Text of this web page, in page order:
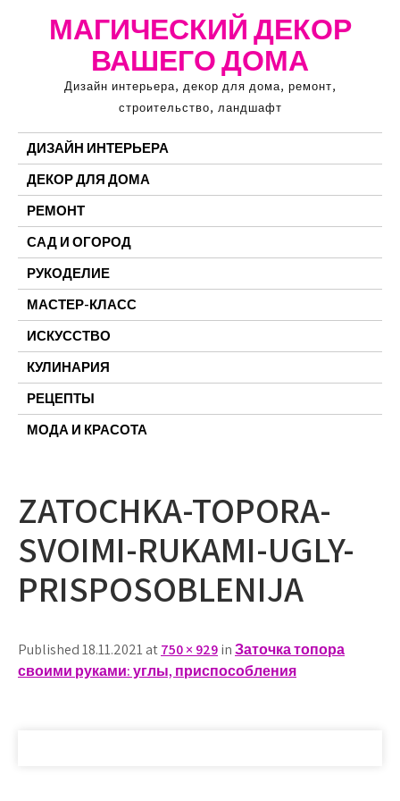
МАГИЧЕСКИЙ ДЕКОР
ВАШЕГО ДОМА
Дизайн интерьера, декор для дома, ремонт,
строительство, ландшафт
ДИЗАЙН ИНТЕРЬЕРА
ДЕКОР ДЛЯ ДОМА
РЕМОНТ
САД И ОГОРОД
РУКОДЕЛИЕ
МАСТЕР-КЛАСС
ИСКУССТВО
КУЛИНАРИЯ
РЕЦЕПТЫ
МОДА И КРАСОТА
ZATOCHKA-TOPORA-
SVOIMI-RUKAMI-UGLY-
PRISPOSOBLENIJA
Published 18.11.2021 at750 × 929inЗаточка топора
своими руками: углы, приспособления